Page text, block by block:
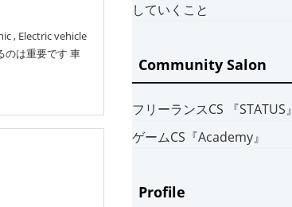
, Electric vehicle
は重要です 車
していくこと
Community Salon
フリーランスCS 『STATUS』
ゲームCS『Academy』
Profile